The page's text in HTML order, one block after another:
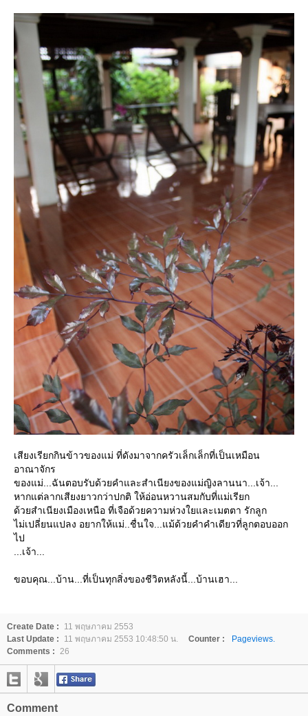
เสียงเรียกกินข้าวของแม่ ที่ดังมาจากครัวเล็กเล็กที่เป็นเหมือน
อาณาจักร
ของแม่...ฉันตอบรับด้วยคำและสำเนียงของแม่ญิงลานนา...เจ้า...
หากแต่ลากเสียงยาวกว่าปกติ ให้อ่อนหวานสมกับที่แม่เรียก
ด้วยสำเนียงเมืองเหนือ ที่เจือด้วยความห่วงใยและเมตตา รักลูก
ไม่เปลี่ยนแปลง อยากให้แม่..ชื่นใจ...แม้ด้วยคำคำเดียวที่ลูกตอบออก
ไป
...เจ้า...
ขอบคุณ...บ้าน...ที่เป็นทุกสิ่งของชีวิตหลังนี้...บ้านเฮา...
Create Date :
11 พฤษภาคม 2553
Last Update :
11 พฤษภาคม 2553 10:48:50 น. Counter :
Pageviews.
Comments : 26
Comment